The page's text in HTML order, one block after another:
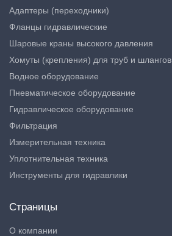
Адаптеры (переходники)
Фланцы гидравлические
Шаровые краны высокого давления
Хомуты (крепления) для труб и шлангов
Водное оборудование
Пневматическое оборудование
Гидравлическое оборудование
Фильтрация
Измерительная техника
Уплотнительная техника
Инструменты для гидравлики
Страницы
О компании